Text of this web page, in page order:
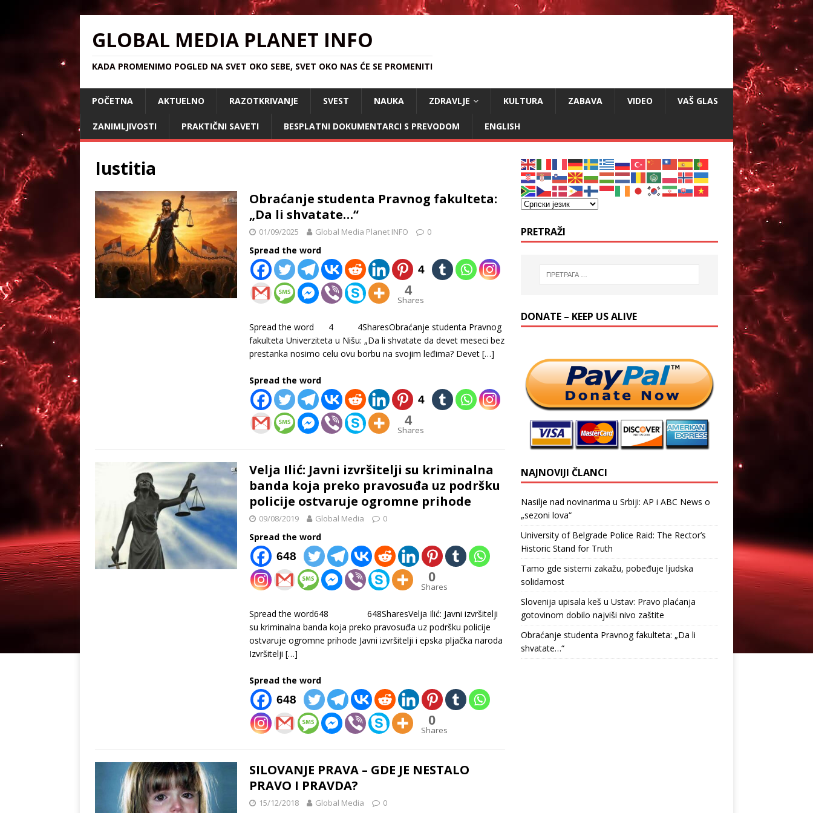
GLOBAL MEDIA PLANET INFO
KADA PROMENIMO POGLED NA SVET OKO SEBE, SVET OKO NAS ĆE SE PROMENITI
POČETNA AKTUELNO RAZOTKRIVANJE SVEST NAUKA ZDRAVLJE KULTURA ZABAVA VIDEO VAŠ GLAS
ZANIMLJIVOSTI PRAKTIČNI SAVETI BESPLATNI DOKUMENTARCI S PREVODOM ENGLISH
Iustitia
Obraćanje studenta Pravnog fakulteta:
„Da li shvatate…“
01/09/2025 Global Media Planet INFO 0
Spread the word
4
4
Shares
Spread the word 4 4SharesObraćanje studenta Pravnog
fakulteta Univerziteta u Nišu: „Da li shvatate da devet meseci bez
prestanka nosimo celu ovu borbu na svojim leđima? Devet […]
Spread the word
4
4
Shares
Velja Ilić: Javni izvršitelji su kriminalna
banda koja preko pravosuđa uz podršku
policije ostvaruje ogromne prihode
09/08/2019 Global Media 0
Spread the word
648
0
Shares
Spread the word648 648SharesVelja Ilić: Javni izvršitelji
su kriminalna banda koja preko pravosuđa uz podršku policije
ostvaruje ogromne prihode Javni izvršitelji i epska pljačka naroda
Izvršitelji […]
Spread the word
648
0
Shares
SILOVANJE PRAVA – GDE JE NESTALO
PRAVO I PRAVDA?
15/12/2018 Global Media 0
PRETRAŽI
DONATE – KEEP US ALIVE
NAJNOVIJI ČLANCI
Nasilje nad novinarima u Srbiji: AP i ABC News o
„sezoni lova“
University of Belgrade Police Raid: The Rector’s
Historic Stand for Truth
Tamo gde sistemi zakažu, pobeđuje ljudska
solidarnost
Slovenija upisala keš u Ustav: Pravo plaćanja
gotovinom dobilo najviši nivo zaštite
Obraćanje studenta Pravnog fakulteta: „Da li
shvatate…“